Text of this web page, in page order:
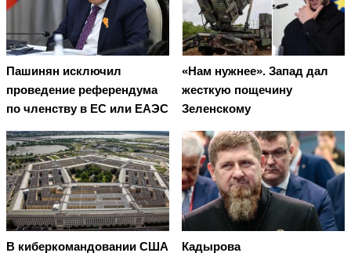
Пашинян исключил
проведение референдума
по членству в ЕС или ЕАЭС
«Нам нужнее». Запад дал
жесткую пощечину
Зеленскому
В киберкомандовании США
Кадырова